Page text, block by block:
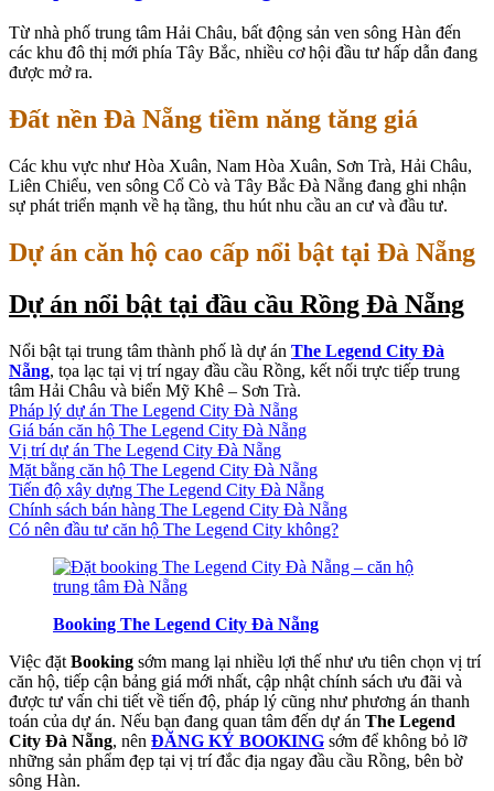
Từ nhà phố trung tâm Hải Châu, bất động sản ven sông Hàn đến
các khu đô thị mới phía Tây Bắc, nhiều cơ hội đầu tư hấp dẫn đang
được mở ra.
Đất nền Đà Nẵng tiềm năng tăng giá
Các khu vực như Hòa Xuân, Nam Hòa Xuân, Sơn Trà, Hải Châu,
Liên Chiểu, ven sông Cổ Cò và Tây Bắc Đà Nẵng đang ghi nhận
sự phát triển mạnh về hạ tầng, thu hút nhu cầu an cư và đầu tư.
Dự án căn hộ cao cấp nổi bật tại Đà Nẵng
Dự án nổi bật tại đầu cầu Rồng Đà Nẵng
Nổi bật tại trung tâm thành phố là dự án The Legend City Đà
Nẵng, tọa lạc tại vị trí ngay đầu cầu Rồng, kết nối trực tiếp trung
tâm Hải Châu và biển Mỹ Khê – Sơn Trà.
Pháp lý dự án The Legend City Đà Nẵng
Giá bán căn hộ The Legend City Đà Nẵng
Vị trí dự án The Legend City Đà Nẵng
Mặt bằng căn hộ The Legend City Đà Nẵng
Tiến độ xây dựng The Legend City Đà Nẵng
Chính sách bán hàng The Legend City Đà Nẵng
Có nên đầu tư căn hộ The Legend City không?
Booking The Legend City Đà Nẵng
Việc đặt Booking sớm mang lại nhiều lợi thế như ưu tiên chọn vị trí
căn hộ, tiếp cận bảng giá mới nhất, cập nhật chính sách ưu đãi và
được tư vấn chi tiết về tiến độ, pháp lý cũng như phương án thanh
toán của dự án. Nếu bạn đang quan tâm đến dự án The Legend
City Đà Nẵng, nên ĐĂNG KÝ BOOKING sớm để không bỏ lỡ
những sản phẩm đẹp tại vị trí đắc địa ngay đầu cầu Rồng, bên bờ
sông Hàn.